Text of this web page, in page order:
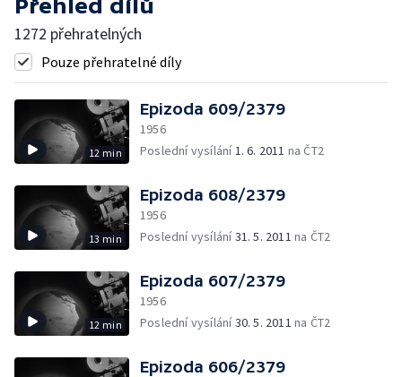
Přehled dílů
1272 přehratelných
Pouze přehratelné díly
12 min
Epizoda 609/2379
1956
Poslední vysílání1. 6. 2011 na ČT2
13 min
Epizoda 608/2379
1956
Poslední vysílání31. 5. 2011 na ČT2
12 min
Epizoda 607/2379
1956
Poslední vysílání30. 5. 2011 na ČT2
Epizoda 606/2379